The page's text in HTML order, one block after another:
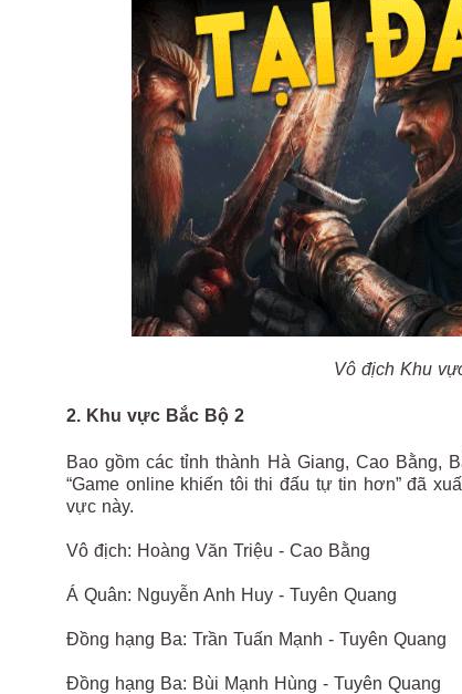
Vô địch Khu
2. Khu vực Bắc Bộ 2
Bao gồm các tỉnh thành Hà Giang, Cao Bằng,
“Game online khiến tôi thi đấu tự tin hơn” đã
vực này.
Vô địch: Hoàng Văn Triệu - Cao Bằng
Á Quân: Nguyễn Anh Huy - Tuyên Quang
Đồng hạng Ba: Trần Tuấn Mạnh - Tuyên Quang
Đồng hạng Ba: Bùi Mạnh Hùng - Tuyên Quang